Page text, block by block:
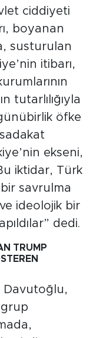
ciddiyeti
boyanan
susturulan
itibarı,
tutarlılığıyla
öfke
ekseni,
iktidar, Türk
savrulma
ideolojik bir
dedi.
TRUMP
Davutoğlu,
grup